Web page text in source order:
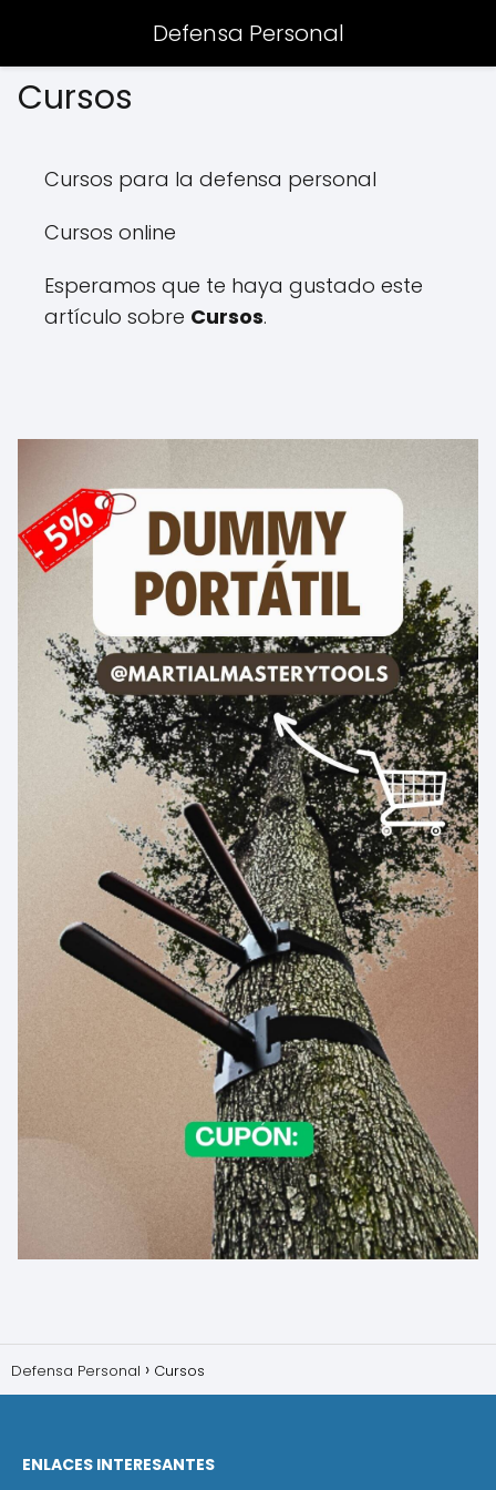
Defensa Personal
Cursos
Cursos para la defensa personal
Cursos online
Esperamos que te haya gustado este
artículo sobre Cursos.
Defensa Personal Cursos
ENLACES INTERESANTES